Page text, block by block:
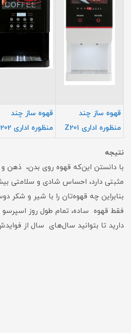
قهوه ساز چند
منظوره اداری Z201
قهوه ساز چند
منظوره اداری Z202
نتیجه
با دانستن این‌که قهوه روی بدن، ذهن
مثبتی دارد، احساس شادی و سلامتی
بنابراین چه قهوه‌تان را با شیر و شکر
فقط قهوه ساده، تمام طول روز اسپرسو
دارید تا بتوانید سال‌های سال از